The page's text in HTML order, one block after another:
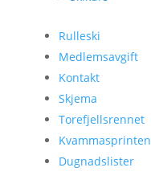
Rulleski
Medlemsavgift
Kontakt
Skjema
Torefjellsrennet
Kvammasprinten
Dugnadslister